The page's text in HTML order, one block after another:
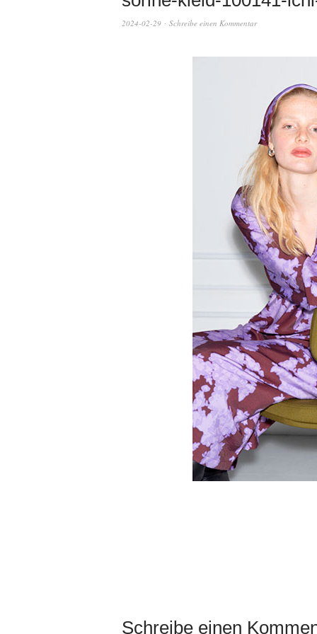
2024-02-29 Schreibe einen Kommentar
Schreibe einen